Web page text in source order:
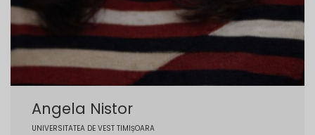
Angela Nistor
UNIVERSITATEA DE VEST TIMIȘOARA